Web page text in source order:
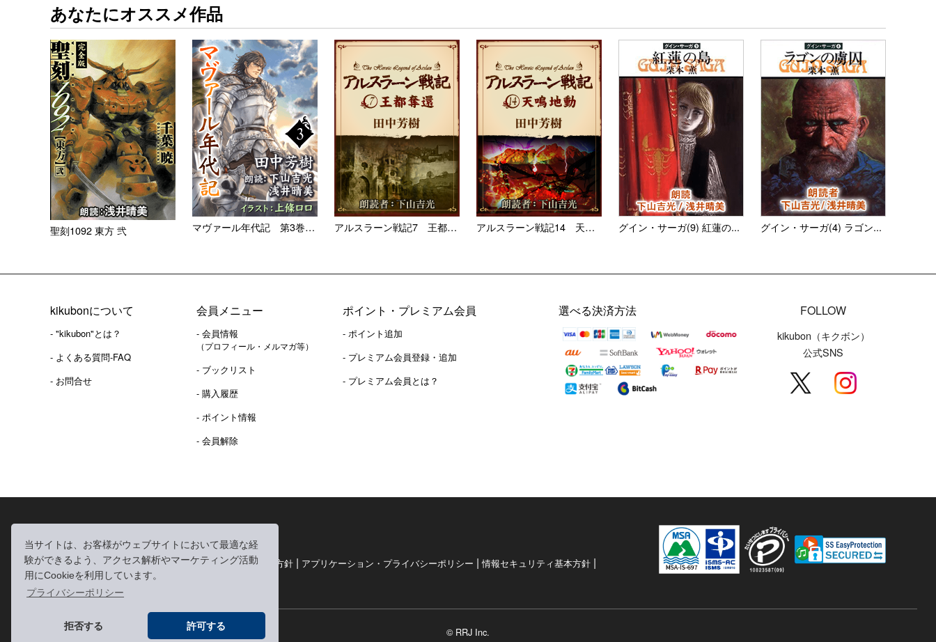
当サイトは、お客様がウェブサイトにおいて最適な経
験ができるよう、アクセス解析やマーケティング活動
用にCookieを利用しています。
プライバシーポリシー
拒否する 許可する
あなたにオススメ作品
聖刻1092 東方 弐 マヴァール年代記 第3巻 炎... アルスラーン戦記7 王都奪還 アルスラーン戦記14 天鳴地... グイン・サーガ(9) 紅蓮の... グイン・サーガ(4) ラゴン...
kikubonについて
- "kikubon"とは？
- よくある質問-FAQ
- お問合せ
会員メニュー
- 会員情報
（プロフィール・メルマガ等）
- ブックリスト
- 購入履歴
- ポイント情報
- 会員解除
ポイント・プレミアム会員
- ポイント追加
- プレミアム会員登録・追加
- プレミアム会員とは？
FOLLOW
kikubon（キクボン）
公式SNS
選べる決済方法
利用規約|個人情報の取り扱いについて| 個人情報保護方針 | アプリケーション・プライバシーポリシー |情報セキュリティ基本方針 |
特定商取引法に基づく表記
© RRJ Inc.